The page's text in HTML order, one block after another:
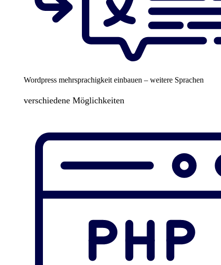
Wordpress mehrsprachigkeit einbauen – weitere Sprachen
verschiedene Möglichkeiten